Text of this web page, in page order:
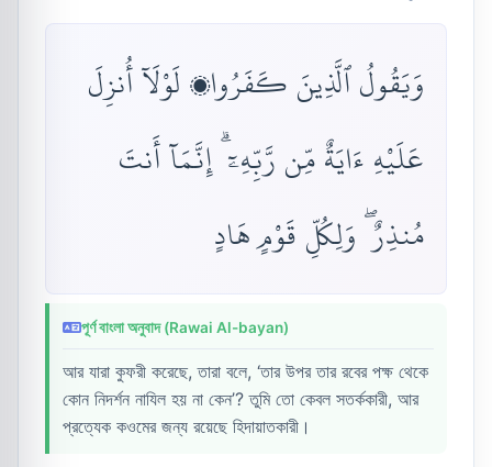
وَيَقُولُ ٱلَّذِينَ كَفَرُوا۟ لَوْلَآ أُنزِلَ
عَلَيْهِ ءَايَةٌ مِّن رَّبِّهِۦٓ ۗ إِنَّمَآ أَنتَ
مُنذِرٌ ۖ وَلِكُلِّ قَوْمٍ هَادٍ
পূর্ণ বাংলা অনুবাদ (Rawai Al-bayan)
আর যারা কুফরী করেছে, তারা বলে, ‘তার উপর তার রবের পক্ষ থেকে
কোন নিদর্শন নাযিল হয় না কেন’? তুমি তো কেবল সতর্ককারী, আর
প্রত্যেক কওমের জন্য রয়েছে হিদায়াতকারী।